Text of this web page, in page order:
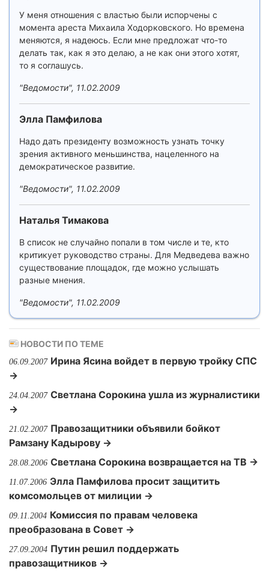
У меня отношения с властью были испорчены с
момента ареста Михаила Ходорковского. Но времена
меняются, я надеюсь. Если мне предложат что-то
делать так, как я это делаю, а не как они этого хотят,
то я соглашусь.
"Ведомости", 11.02.2009
Элла Памфилова
Надо дать президенту возможность узнать точку
зрения активного меньшинства, нацеленного на
демократическое развитие.
"Ведомости", 11.02.2009
Наталья Тимакова
В список не случайно попали в том числе и те, кто
критикует руководство страны. Для Медведева важно
существование площадок, где можно услышать
разные мнения.
"Ведомости", 11.02.2009
НОВОСТИ ПО ТЕМЕ
06.09.2007 Ирина Ясина войдет в первую тройку СПС
→
24.04.2007 Светлана Сорокина ушла из журналистики
→
21.02.2007 Правозащитники объявили бойкот
Рамзану Кадырову →
28.08.2006 Светлана Сорокина возвращается на ТВ →
11.07.2006 Элла Памфилова просит защитить
комсомольцев от милиции →
09.11.2004 Комиссия по правам человека
преобразована в Совет →
27.09.2004 Путин решил поддержать
правозащитников →